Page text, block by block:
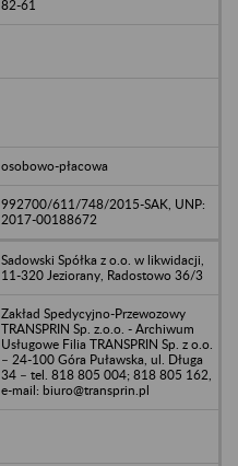
82-61
osobowo-płacowa
992700/611/748/2015-SAK, UNP:
2017-00188672
Sadowski Spółka z o.o. w likwidacji,
11-320 Jeziorany, Radostowo 36/3
Zakład Spedycyjno-Przewozowy
TRANSPRIN Sp. z.o.o. - Archiwum
Usługowe Filia TRANSPRIN Sp. z o.o.
– 24-100 Góra Puławska, ul. Długa
34 – tel. 818 805 004; 818 805 162,
e-mail: biuro@transprin.pl